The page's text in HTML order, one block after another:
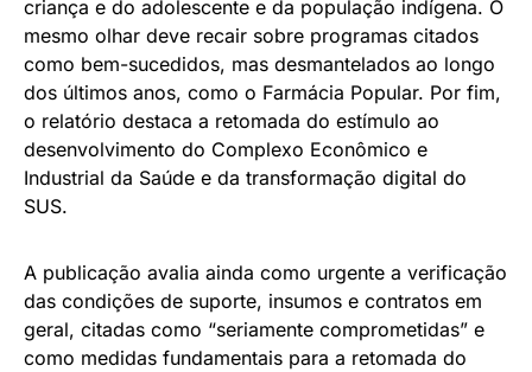
criança e do adolescente e da população indígena. O
mesmo olhar deve recair sobre programas citados
como bem-sucedidos, mas desmantelados ao longo
dos últimos anos, como o Farmácia Popular. Por fim,
o relatório destaca a retomada do estímulo ao
desenvolvimento do Complexo Econômico e
Industrial da Saúde e da transformação digital do
SUS.
A publicação avalia ainda como urgente a verificação
das condições de suporte, insumos e contratos em
geral, citadas como “seriamente comprometidas” e
como medidas fundamentais para a retomada do